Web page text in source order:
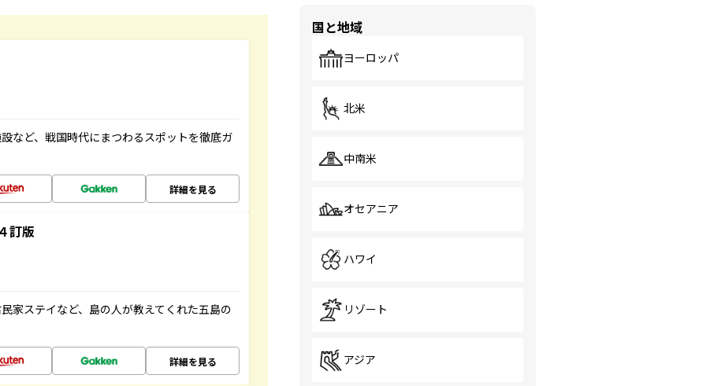
など、戦国時代にまつわるスポットを徹底ガ
詳細を見る
訂版
家ステイなど、島の人が教えてくれた五島の
詳細を見る
国と地域
ヨーロッパ
北米
中南米
オセアニア
ハワイ
リゾート
アジア